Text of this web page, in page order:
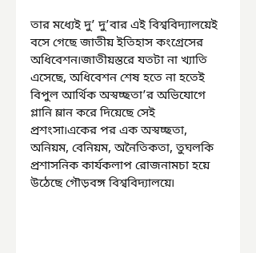
তার মধ্যেই দু’ দু’বার এই বিশ্ববিদ্যালয়েই
বসে গেছে জাতীয় ইতিহাস কংগ্রেসের
অধিবেশন৷জাতীয়স্তরে যতটা না খ্যাতি
এসেছে, অধিবেশন শেষ হতে না হতেই
বিপুল আর্থিক অস্বচ্ছতা’র অভিযোগে
গ্লানি ম্লান করে দিয়েছে সেই
প্রশংসা৷একের পর এক অস্বচ্ছতা,
অনিয়ম, বেনিয়ম, অনৈতিকতা, তুঘলকি
প্রশাসনিক কার্যকলাপ রোজনামচা হয়ে
উঠেছে গৌড়বঙ্গ বিশ্ববিদ্যালয়ে৷